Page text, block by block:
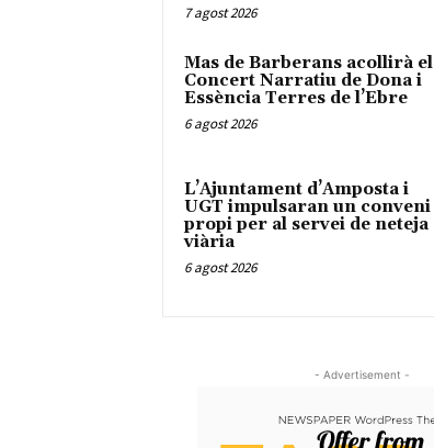
7 agost 2026
Mas de Barberans acollirà el
Concert Narratiu de Dona i
Essència Terres de l’Ebre
6 agost 2026
L’Ajuntament d’Amposta i
UGT impulsaran un conveni
propi per al servei de neteja
viària
6 agost 2026
- Advertisement -